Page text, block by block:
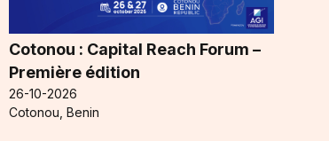
Cotonou : Capital Reach Forum –
Première édition
26-10-2026
Cotonou, Benin